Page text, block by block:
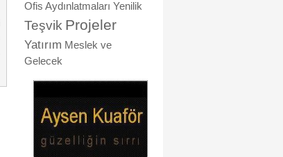
Ofis Aydınlatmaları Yenilik
Teşvik Projeler
Yatırım Meslek ve
Gelecek